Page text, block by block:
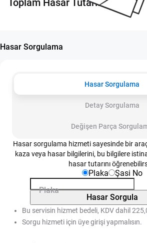
Toplam Hasar Tutarı:
Hasar Sorgulama
Hasar Sorgulama
Detay Sorgulama
Değişen Parça
Hasar sorgulama hizmeti sayesinde bir
kaza veya hasar bilgilerini, bu bilgilere
hasar tutarını
Plaka
Şasi No
Plaka
Hasar Sorgula
Bu servisin hizmet bedeli, KDV dahil
Sorgu hizmeti için üye girişi yapmalısın.